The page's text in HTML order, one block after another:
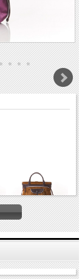
Olive GREEN